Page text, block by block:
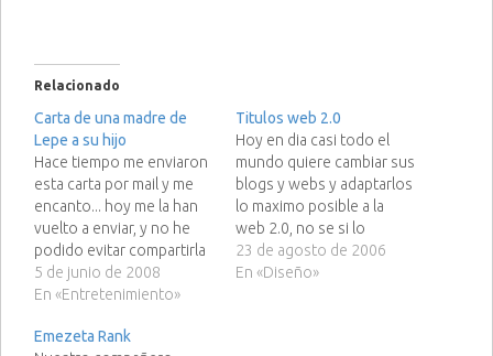
Relacionado
Carta de una madre de
Lepe a su hijo
Hace tiempo me enviaron
esta carta por mail y me
encanto... hoy me la han
vuelto a enviar, y no he
podido evitar compartirla
con vosotros, es
buenisima, ja,ja,ja,ja..... :D
leperos ;) Querido hijo: Te
5 de junio de 2008
En «Entretenimiento»
Titulos web 2.0
Hoy en dia casi todo el
mundo quiere cambiar sus
blogs y webs y adaptarlos
lo maximo posible a la
web 2.0, no se si lo
hacemos por seguir los
estandares e intentar
23 de agosto de 2006
En «Diseño»
Emezeta Rank